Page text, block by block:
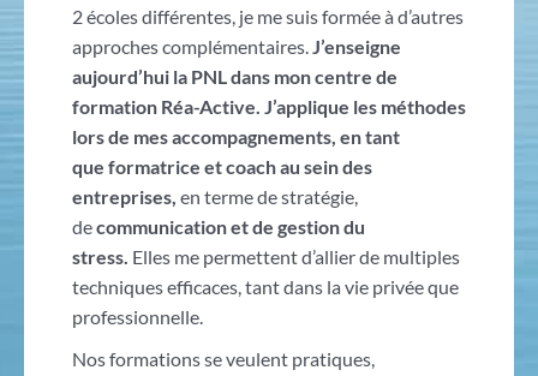
2 écoles différentes, je me suis formée à d’autres
approches complémentaires.J’enseigne
aujourd’hui la PNL dans mon centre de
formation Réa-Active. J’applique les méthodes
lors de mes accompagnements, en tant
que formatrice et coach au sein des
entreprises, en terme de stratégie,
decommunication et de gestion du
stress. Elles me permettent d’allier de multiples
techniques efficaces, tant dans la vie privée que
professionnelle.
Nos formations se veulent pratiques,